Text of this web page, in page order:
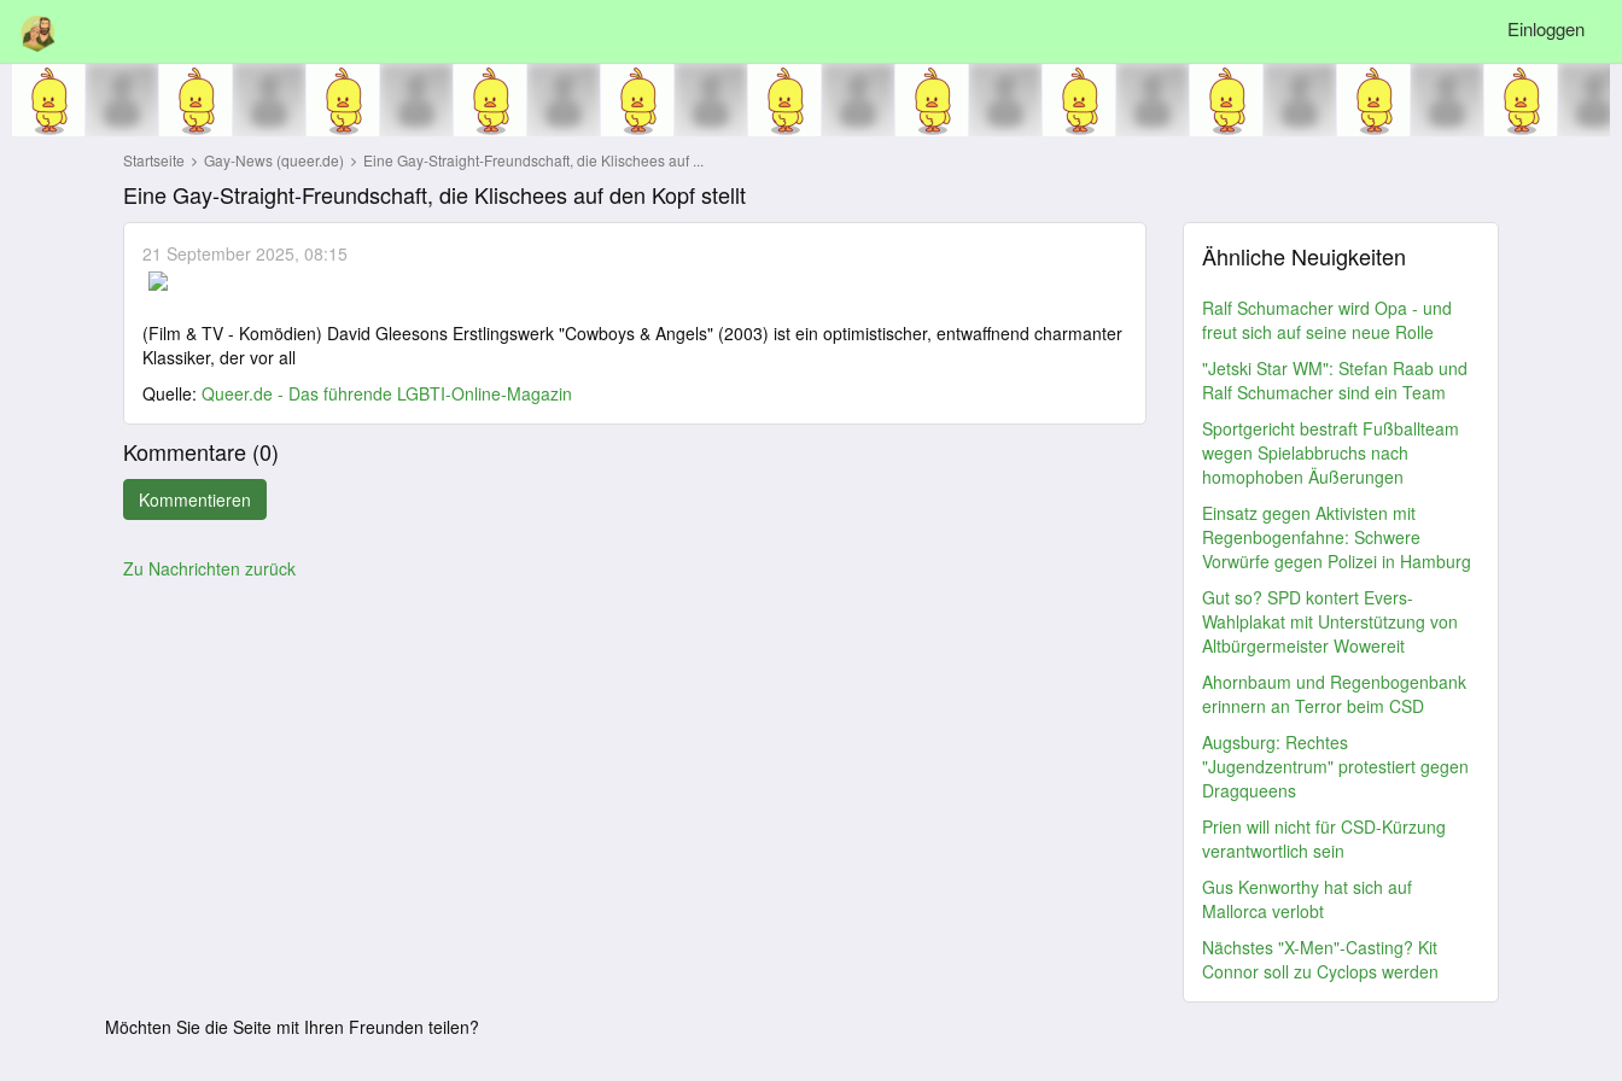
Einloggen
Startseite Gay-News (queer.de) Eine Gay-Straight-Freundschaft, die Klischees auf ...
Eine Gay-Straight-Freundschaft, die Klischees auf den Kopf stellt
21 September 2025, 08:15
(Film & TV - Komödien) David Gleesons Erstlingswerk "Cowboys & Angels" (2003) ist ein optimistischer, entwaffnend charmanter
Klassiker, der vor all
Quelle: Queer.de - Das führende LGBTI-Online-Magazin
Kommentare (0)
Zu Nachrichten zurück
Ähnliche Neuigkeiten
Ralf Schumacher wird Opa - und
freut sich auf seine neue Rolle
"Jetski Star WM": Stefan Raab und
Ralf Schumacher sind ein Team
Sportgericht bestraft Fußballteam
wegen Spielabbruchs nach
homophoben Äußerungen
Einsatz gegen Aktivisten mit
Regenbogenfahne: Schwere
Vorwürfe gegen Polizei in Hamburg
Gut so? SPD kontert Evers-
Wahlplakat mit Unterstützung von
Altbürgermeister Wowereit
Ahornbaum und Regenbogenbank
erinnern an Terror beim CSD
Augsburg: Rechtes
"Jugendzentrum" protestiert gegen
Dragqueens
Prien will nicht für CSD-Kürzung
verantwortlich sein
Gus Kenworthy hat sich auf
Mallorca verlobt
Nächstes "X-Men"-Casting? Kit
Connor soll zu Cyclops werden
Möchten Sie die Seite mit Ihren Freunden teilen?